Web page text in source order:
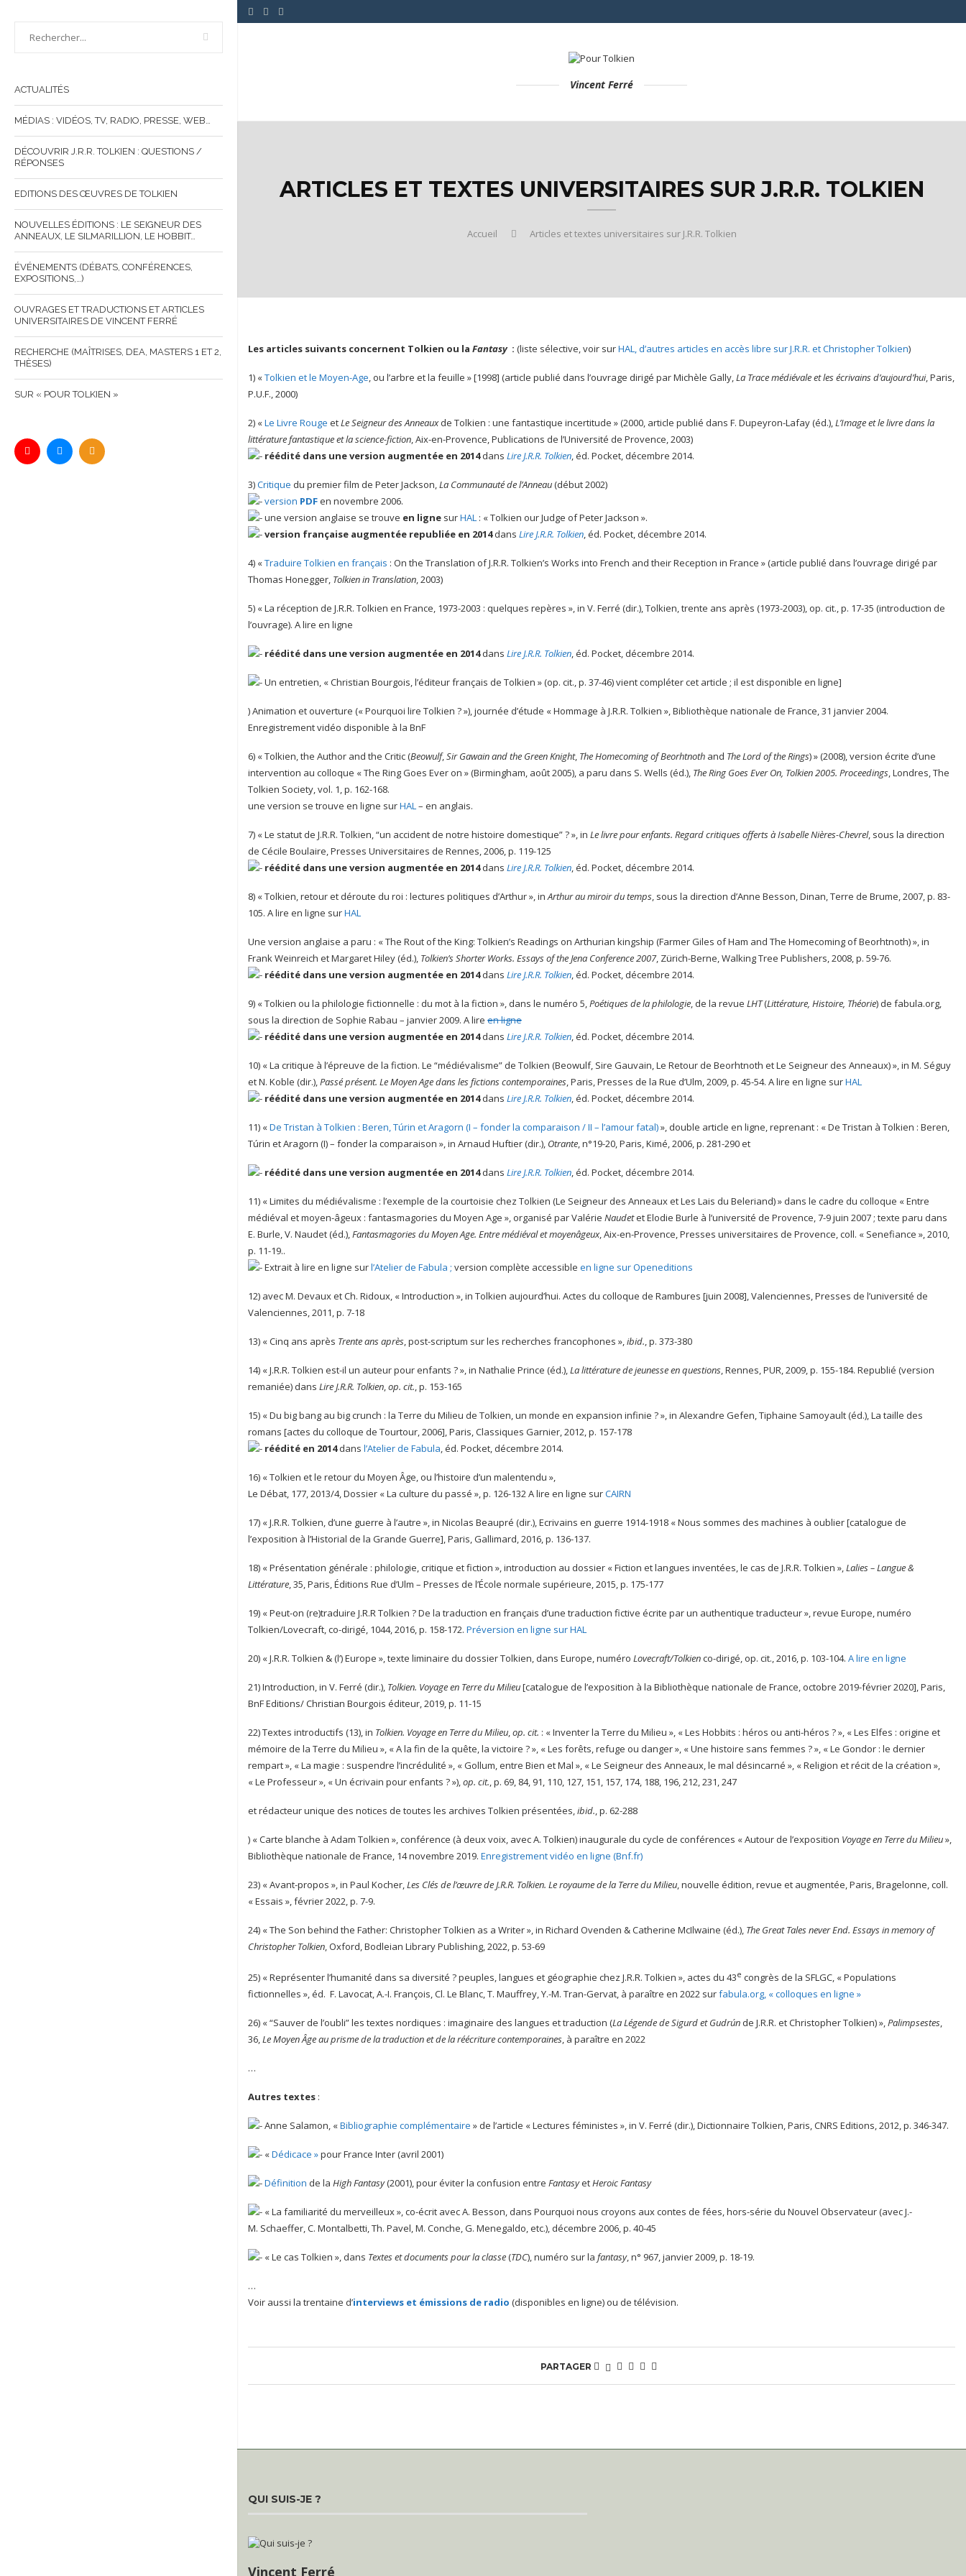
ACTUALITÉS
MÉDIAS : VIDÉOS, TV, RADIO, PRESSE, WEB…
DÉCOUVRIR J.R.R. TOLKIEN : QUESTIONS /
RÉPONSES
EDITIONS DES ŒUVRES DE TOLKIEN
NOUVELLES ÉDITIONS : LE SEIGNEUR DES
ANNEAUX, LE SILMARILLION, LE HOBBIT…
ÉVÉNEMENTS (DÉBATS, CONFÉRENCES,
EXPOSITIONS,…)
OUVRAGES ET TRADUCTIONS ET ARTICLES
UNIVERSITAIRES DE VINCENT FERRÉ
RECHERCHE (MAÎTRISES, DEA, MASTERS 1 ET 2,
THÈSES)
SUR « POUR TOLKIEN »
Vincent Ferré
ARTICLES ET TEXTES UNIVERSITAIRES SUR J.R.R. TOLKIEN
Accueil Articles et textes universitaires sur J.R.R. Tolkien
Les articles suivants concernent Tolkien ou la Fantasy : (liste sélective, voir surHAL, d’autres articles en accès libre sur J.R.R. et Christopher Tolkien)
1) «Tolkien et le Moyen-Age, ou l’arbre et la feuille » [1998] (article publié dans l’ouvrage dirigé par Michèle Gally,La Trace médiévale et les écrivains d’aujourd’hui, Paris,
P.U.F., 2000)
2) «Le Livre Rouge etLe Seigneur des Anneauxde Tolkien : une fantastique incertitude » (2000, article publié dans F. Dupeyron-Lafay (éd.),L’Image et le livre dans la
littérature fantastique et la science-fiction, Aix-en-Provence, Publications de l’Université de Provence, 2003)
réédité dans une version augmentée en 2014dans Lire J.R.R. Tolkien, éd. Pocket, décembre 2014.
3)Critique du premier film de Peter Jackson,La Communauté de l’Anneau(début 2002)
version PDFen novembre 2006.
une version anglaise se trouve en ligne surHAL : « Tolkien our Judge of Peter Jackson ».
version française augmentée republiée en 2014dans Lire J.R.R. Tolkien, éd. Pocket, décembre 2014.
4) «Traduire Tolkien en français : On the Translation of J.R.R. Tolkien’s Works into French and their Reception in France » (article publié dans l’ouvrage dirigé par
Thomas Honegger, Tolkien in Translation, 2003)
5) « La réception de J.R.R. Tolkien en France, 1973-2003 : quelques repères », in V. Ferré (dir.), Tolkien, trente ans après (1973-2003), op. cit., p. 17-35 (introduction de
l’ouvrage). A lire en ligne
réédité dans une version augmentée en 2014dans Lire J.R.R. Tolkien, éd. Pocket, décembre 2014.
Un entretien, « Christian Bourgois, l’éditeur français de Tolkien » (op. cit., p. 37-46) vient compléter cet article ; il est disponible en ligne]
) Animation et ouverture (« Pourquoi lire Tolkien ? »), journée d’étude « Hommage à J.R.R. Tolkien », Bibliothèque nationale de France, 31 janvier 2004.
Enregistrement vidéo disponible à la BnF
6) « Tolkien, the Author and the Critic (Beowulf,Sir Gawain and the Green Knight, The Homecoming of Beorhtnoth and The Lord of the Rings) » (2008), version écrite d’une
intervention au colloque « The Ring Goes Ever on » (Birmingham, août 2005), a paru dans S. Wells (éd.), The Ring Goes Ever On, Tolkien 2005. Proceedings, Londres, The
Tolkien Society, vol. 1, p. 162-168.
une version se trouve en ligne surHAL– en anglais.
7) « Le statut de J.R.R. Tolkien, “un accident de notre histoire domestique” ? », in Le livre pour enfants. Regard critiques offerts à Isabelle Nières-Chevrel, sous la direction
de Cécile Boulaire, Presses Universitaires de Rennes, 2006, p. 119-125
réédité dans une version augmentée en 2014dans Lire J.R.R. Tolkien, éd. Pocket, décembre 2014.
8) « Tolkien, retour et déroute du roi : lectures politiques d’Arthur », inArthur au miroir du temps, sous la direction d’Anne Besson, Dinan, Terre de Brume, 2007, p. 83-
105. A lire en ligne surHAL
Une version anglaise a paru : « The Rout of the King: Tolkien’s Readings on Arthurian kingship (Farmer Giles of Ham and The Homecoming of Beorhtnoth) », in
Frank Weinreich et Margaret Hiley (éd.), Tolkien’s Shorter Works. Essays of the Jena Conference 2007, Zürich-Berne, Walking Tree Publishers, 2008, p. 59-76.
réédité dans une version augmentée en 2014dans Lire J.R.R. Tolkien, éd. Pocket, décembre 2014.
9) « Tolkien ou la philologie fictionnelle : du mot à la fiction », dans le numéro 5,Poétiques de la philologie, de la revue LHT(Littérature, Histoire, Théorie) de fabula.org,
sous la direction de Sophie Rabau – janvier 2009. A lire en ligne
réédité dans une version augmentée en 2014dans Lire J.R.R. Tolkien, éd. Pocket, décembre 2014.
10) « La critique à l’épreuve de la fiction. Le “médiévalisme” de Tolkien (Beowulf, Sire Gauvain, Le Retour de Beorhtnoth et Le Seigneur des Anneaux) », in M. Séguy
et N. Koble (dir.),Passé présent. Le Moyen Age dans les fictions contemporaines, Paris, Presses de la Rue d’Ulm, 2009, p. 45-54. A lire en ligne surHAL
réédité dans une version augmentée en 2014dans Lire J.R.R. Tolkien, éd. Pocket, décembre 2014.
11) «De Tristan à Tolkien : Beren, Túrin et Aragorn (I – fonder la comparaison / II – l’amour fatal)», double article en ligne, reprenant : « De Tristan à Tolkien : Beren,
Túrin et Aragorn (I) – fonder la comparaison », in Arnaud Huftier (dir.), Otrante, n°19-20, Paris, Kimé, 2006, p. 281-290 et
réédité dans une version augmentée en 2014dans Lire J.R.R. Tolkien, éd. Pocket, décembre 2014.
11) « Limites du médiévalisme : l’exemple de la courtoisie chez Tolkien (Le Seigneur des Anneaux et Les Lais du Beleriand) » dans le cadre du colloque « Entre
médiéval et moyen-âgeux : fantasmagories du Moyen Age », organisé par Valérie Naudetet Elodie Burle à l’université de Provence, 7-9 juin 2007 ; texte paru dans
E. Burle, V. Naudet (éd.),Fantasmagories du Moyen Age. Entre médiéval et moyenâgeux, Aix-en-Provence, Presses universitaires de Provence, coll. « Senefiance », 2010,
p. 11-19..
Extrait à lire en ligne surl’Atelier de Fabula ; version complète accessible en ligne sur Openeditions
12) avec M. Devaux et Ch. Ridoux, « Introduction », in Tolkien aujourd’hui. Actes du colloque de Rambures [juin 2008], Valenciennes, Presses de l’université de
Valenciennes, 2011, p. 7-18
13) « Cinq ans après Trente ans après, post-scriptum sur les recherches francophones »,ibid., p. 373-380
14) « J.R.R. Tolkien est-il un auteur pour enfants ? », in Nathalie Prince (éd.),La littérature de jeunesse en questions, Rennes, PUR, 2009, p. 155-184. Republié (version
remaniée) dans Lire J.R.R. Tolkien,op. cit., p. 153-165
15) « Du big bang au big crunch : la Terre du Milieu de Tolkien, un monde en expansion infinie ? », in Alexandre Gefen, Tiphaine Samoyault (éd.), La taille des
romans [actes du colloque de Tourtour, 2006], Paris, Classiques Garnier, 2012, p. 157-178
réédité en 2014dans l’Atelier de Fabula, éd. Pocket, décembre 2014.
16) « Tolkien et le retour du Moyen Âge, ou l’histoire d’un malentendu »,
Le Débat, 177, 2013/4, Dossier « La culture du passé », p. 126-132 A lire en ligne surCAIRN
17) « J.R.R. Tolkien, d’une guerre à l’autre », in Nicolas Beaupré (dir.), Ecrivains en guerre 1914-1918 « Nous sommes des machines à oublier [catalogue de
l’exposition à l’Historial de la Grande Guerre], Paris, Gallimard, 2016, p. 136-137.
18) « Présentation générale : philologie, critique et fiction », introduction au dossier « Fiction et langues inventées, le cas de J.R.R. Tolkien »,Lalies – Langue &
Littérature, 35, Paris, Éditions Rue d’Ulm – Presses de l’École normale supérieure, 2015, p. 175-177
19) « Peut-on (re)traduire J.R.R Tolkien ? De la traduction en français d’une traduction fictive écrite par un authentique traducteur », revue Europe, numéro
Tolkien/Lovecraft, co-dirigé, 1044, 2016, p. 158-172. Préversion en ligne sur HAL
20) « J.R.R. Tolkien & (l’) Europe », texte liminaire du dossier Tolkien, dans Europe, numéro Lovecraft/Tolkienco-dirigé, op. cit., 2016, p. 103-104. A lire en ligne
21) Introduction, in V. Ferré (dir.), Tolkien. Voyage en Terre du Milieu[catalogue de l’exposition à la Bibliothèque nationale de France, octobre 2019-février 2020], Paris,
BnF Editions/ Christian Bourgois éditeur, 2019, p. 11-15
22) Textes introductifs (13), in Tolkien. Voyage en Terre du Milieu,op. cit. : « Inventer la Terre du Milieu », « Les Hobbits : héros ou anti-héros ? », « Les Elfes : origine et
mémoire de la Terre du Milieu », « A la fin de la quête, la victoire ? », « Les forêts, refuge ou danger », « Une histoire sans femmes ? », « Le Gondor : le dernier
rempart », « La magie : suspendre l’incrédulité », « Gollum, entre Bien et Mal », « Le Seigneur des Anneaux, le mal désincarné », « Religion et récit de la création »,
« Le Professeur », « Un écrivain pour enfants ? »),op. cit., p. 69, 84, 91, 110, 127, 151, 157, 174, 188, 196, 212, 231, 247
et rédacteur unique des notices de toutes les archives Tolkien présentées,ibid., p. 62-288
) « Carte blanche à Adam Tolkien », conférence (à deux voix, avec A. Tolkien) inaugurale du cycle de conférences « Autour de l’exposition Voyage en Terre du Milieu»,
Bibliothèque nationale de France, 14 novembre 2019. Enregistrement vidéo en ligne (Bnf.fr)
23) « Avant-propos », in Paul Kocher,Les Clés de l’œuvre de J.R.R. Tolkien. Le royaume de la Terre du Milieu, nouvelle édition, revue et augmentée, Paris, Bragelonne, coll.
« Essais », février 2022, p. 7-9.
24) « The Son behind the Father: Christopher Tolkien as a Writer », in Richard Ovenden & Catherine McIlwaine (éd.), The Great Tales never End. Essays in memory of
Christopher Tolkien, Oxford, Bodleian Library Publishing, 2022, p. 53-69
25) « Représenter l’humanité dans sa diversité ? peuples, langues et géographie chez J.R.R. Tolkien », actes du 43e congrès de la SFLGC, « Populations
fictionnelles », éd. F. Lavocat, A.-I. François, Cl. Le Blanc, T. Mauffrey, Y.-M. Tran-Gervat, à paraître en 2022 surfabula.org, « colloques en ligne »
26) « “Sauver de l’oubli” les textes nordiques : imaginaire des langues et traduction (La Légende de Sigurd et Gudrún de J.R.R. et Christopher Tolkien) »,Palimpsestes,
36,Le Moyen Âge au prisme de la traduction et de la réécriture contemporaines, à paraître en 2022
…
Autres textes :
Anne Salamon, «Bibliographie complémentaire » de l’article « Lectures féministes », in V. Ferré (dir.), Dictionnaire Tolkien, Paris, CNRS Editions, 2012, p. 346-347.
«Dédicace »pour France Inter (avril 2001)
Définition de la High Fantasy(2001), pour éviter la confusion entre FantasyetHeroic Fantasy
« La familiarité du merveilleux », co-écrit avec A. Besson, dans Pourquoi nous croyons aux contes de fées, hors-série du Nouvel Observateur (avec J.-
M. Schaeffer, C. Montalbetti, Th. Pavel, M. Conche, G. Menegaldo, etc.), décembre 2006, p. 40-45
« Le cas Tolkien », dans Textes et documents pour la classe(TDC), numéro sur la fantasy, n° 967, janvier 2009, p. 18-19.
…
Voir aussi la trentaine d’interviews et émissions de radio (disponibles en ligne) ou de télévision.
PARTAGER
QUI SUIS-JE ?
Vincent Ferré